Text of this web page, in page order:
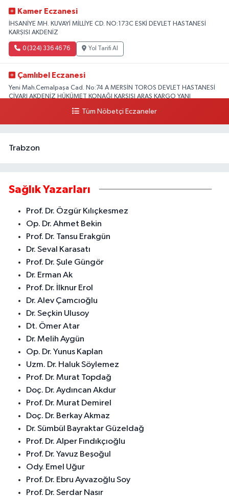
Kamer Eczanesi
İHSANİYE MH. KUVAYİ MİLLİYE CD. NO:173C ESKİ DEVLET HASTANESİ
KARŞISI AKDENİZ
0 (324) 336 46 76 Yol Tarifi Al
Çamlıbel Eczanesi
Yeni Mah.Cemalpaşa Cad. No:74 A MERSİN TOROS DEVLET HASTANESİ
CİVARI AKDENİZ HÜKÜMET KONAĞI KARŞISI ARAS KARGO YANI
Yol Tarifi Al
Tüm Nöbetçi Eczaneler
Trabzon
Sağlık Yazarları
Prof. Dr. Özgür Kılıçkesmez
Op. Dr. Ahmet Bekin
Prof. Dr. Tansu Erakgün
Dr. Seval Karasatı
Prof. Dr. Şule Güngör
Dr. Erman Ak
Prof. Dr. İlknur Erol
Dr. Alev Çamcıoğlu
Dr. Seçkin Ulusoy
Dt. Ömer Atar
Dr. Melih Aygün
Op. Dr. Yunus Kaplan
Uzm. Dr. Haluk Söylemez
Prof. Dr. Murat Topdağ
Doç. Dr. Aydıncan Akdur
Prof. Dr. Murat Demirel
Doç. Dr. Berkay Akmaz
Dr. Sümbül Bayraktar Güzeldağ
Prof. Dr. Alper Fındıkçıoğlu
Prof. Dr. Yavuz Beşoğul
Ody. Emel Uğur
Prof. Dr. Ebru Ayvazoğlu Soy
Prof. Dr. Serdar Nasır